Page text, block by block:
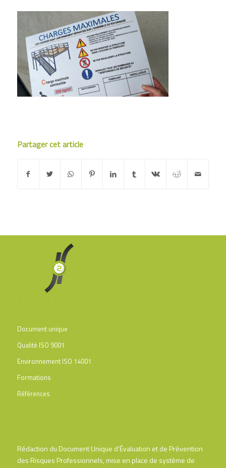
Partager cet article
Document unique
Qualité ISO 9001
Environnement ISO 14001
Formations
Références
Rédaction du Document Unique d’Évaluation et de Prévention
des Risques Professionnels, mise en place de système de